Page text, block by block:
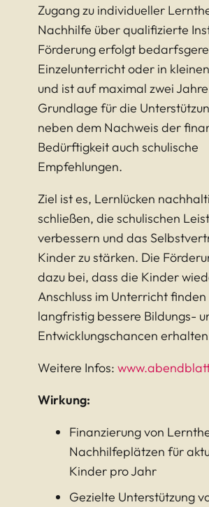
Zugang zu individueller
Nachhilfe über qualifizierte
Förderung erfolgt
Einzelunterricht oder in
und ist auf maximal zwei
Grundlage für die
neben dem Nachweis der
Bedürftigkeit auch schulische
Empfehlungen.
Ziel ist es, Lernlücken
schließen, die schulischen
verbessern und das
Kinder zu stärken. Die
dazu bei, dass die Kinder
Anschluss im Unterricht finden
langfristig bessere Bildungs-
Entwicklungschancen
Weitere Infos:
Wirkung:
Finanzierung von
Nachhilfeplätzen für
Kinder pro Jahr
Gezielte Unterstützung